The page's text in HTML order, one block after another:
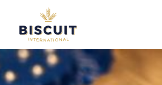
Aller au contenu